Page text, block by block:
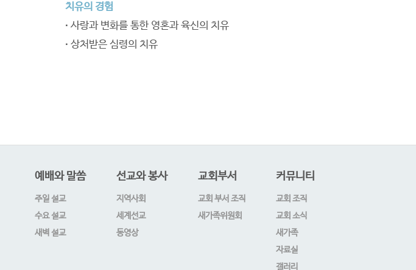
치유의 경험
∙ 사랑과 변화를 통한 영혼과 육신의 치유
∙ 상처받은 심령의 치유
예배와 말씀
주일 설교
수요 설교
새벽 설교
선교와 봉사
지역사회
세계선교
동영상
교회부서
교회 부서 조직
새가족위원회
커뮤니티
교회 조직
교회 소식
새가족
자료실
갤러리